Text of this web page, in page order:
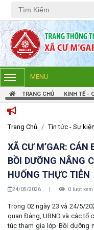
MENU
TRANG CHỦ KINH TẾ -
Trang Chủ Tin tức - Sự
XÃ CƯ M’GAR:
BỒI DƯỠNG NÂNG
HUỐNG THỰC TIỄN
24/05/2026 | 0 lượt xem
Trong 02 ngày 23 và 24/5/
quan Đảng, UBND và các tổ
túc tham gia lớp Bồi dưỡng